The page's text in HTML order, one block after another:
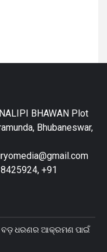
BHAWAN Plot
Bhubaneswar,
+91
ବଡ଼ ଧରଣର ଆକ୍ରମଣ ପାଇଁ